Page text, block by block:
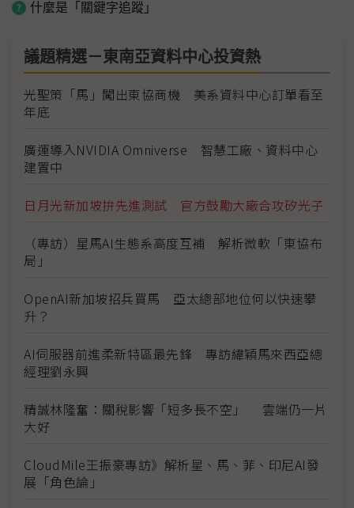
什麼是「關鍵字追蹤」
議題精選－東南亞資料中心投資熱
光聖策「馬」闖出東協商機 美系資料中心訂單看至
年底
廣運導入NVIDIA Omniverse 智慧工廠、資料中心
建置中
日月光新加坡拚先進測試 官方鼓勵大廠合攻矽光子
（專訪）星馬AI生態系高度互補 解析微軟「東協布
局」
OpenAI新加坡招兵買馬 亞太總部地位何以快速攀
升？
AI伺服器前進柔新特區最先鋒 專訪緯穎馬來西亞總
經理劉永興
精誠林隆奮：關稅影響「短多長不空」 雲端仍一片
大好
CloudMile王振豪專訪》解析星、馬、菲、印尼AI發
展「角色論」